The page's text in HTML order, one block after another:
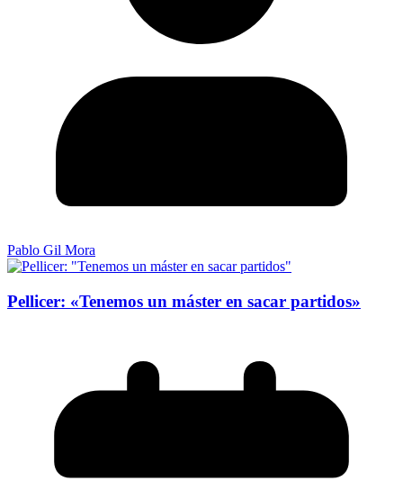
Pablo Gil Mora
Pellicer: «Tenemos un máster en sacar partidos»